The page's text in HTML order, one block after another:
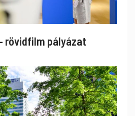
rövidfilm pályázat